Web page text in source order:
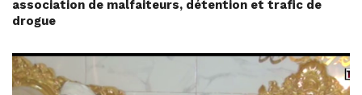
association de malfaiteurs, détention et trafic de
drogue